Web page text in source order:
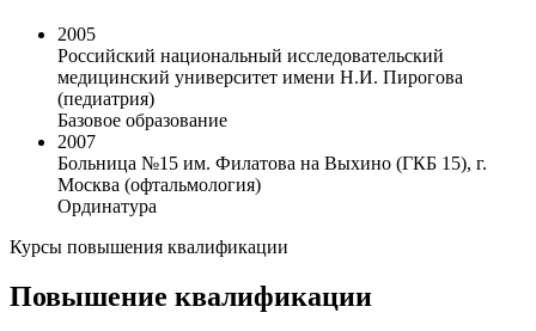
2005
Российский национальный исследовательский
медицинский университет имени Н.И. Пирогова
(педиатрия)
Базовое образование
2007
Больница №15 им. Филатова на Выхино (ГКБ 15), г.
Москва (офтальмология)
Ординатура
Курсы повышения квалификации
Повышение квалификации